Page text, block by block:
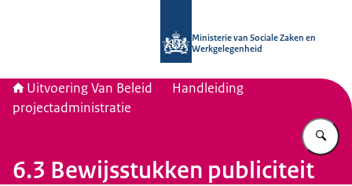
Ministerie van Sociale Zaken en
Werkgelegenheid
Uitvoering Van Beleid
Handleiding
projectadministratie
6.3 Bewijsstukken publiciteit